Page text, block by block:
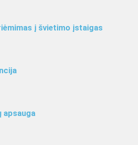
į švietimo įstaigas
apsauga